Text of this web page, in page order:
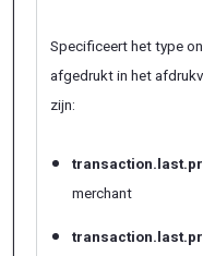
Specificeert het type
afgedrukt in het
zijn:
merchant